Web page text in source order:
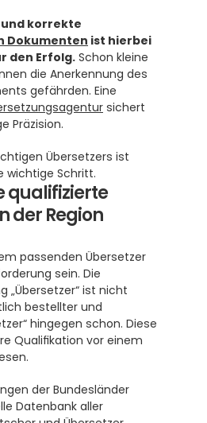
Dokumenten ist hierbei
den Erfolg. Schon kleine
die Anerkennung des
gefährden. Eine
sichert
Präzision.
Übersetzers ist
wichtige Schritt.
qualifizierte
der Region
passenden Übersetzer
sein. Die
„Übersetzer“ ist nicht
bestellter und
hingegen schon. Diese
Qualifikation vor einem
der Bundesländer
Datenbank aller